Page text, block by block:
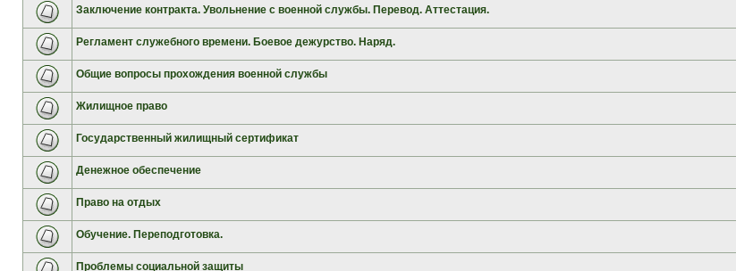
Заключение контракта. Увольнение с военной службы. Перевод. Аттестация.
Регламент служебного времени. Боевое дежурство. Наряд.
Общие вопросы прохождения военной службы
Жилищное право
Государственный жилищный сертификат
Денежное обеспечение
Право на отдых
Обучение. Переподготовка.
Проблемы социальной защиты